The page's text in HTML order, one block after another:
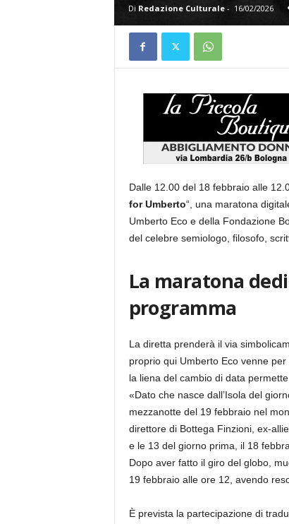
Di Redazione Culturale- 16/02/2026
Dalle 12.00 del 18 febbraio alle
for Umberto“, una maratona
Umberto Eco e della Fondazione
del celebre semiologo, filosofo,
La maratona
programma
La diretta prenderà il via
proprio qui Umberto Eco venne
la liena del cambio di data
«Dato che nasce dall’Isola del
mezzanotte del 19 febbraio nel
direttore di Bottega Finzioni, ex-
e le 13 del giorno prima, il 18
Dopo aver fatto il giro del globo,
19 febbraio alle ore 12, avendo
È prevista la partecipazione di